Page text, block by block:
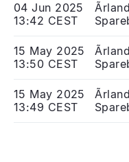
04 Jun 2025
13:42 CEST
Ãrland
15 May 2025
13:50 CEST
Ãrland
15 May 2025
13:49 CEST
Ãrland